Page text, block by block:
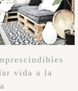
vida a la